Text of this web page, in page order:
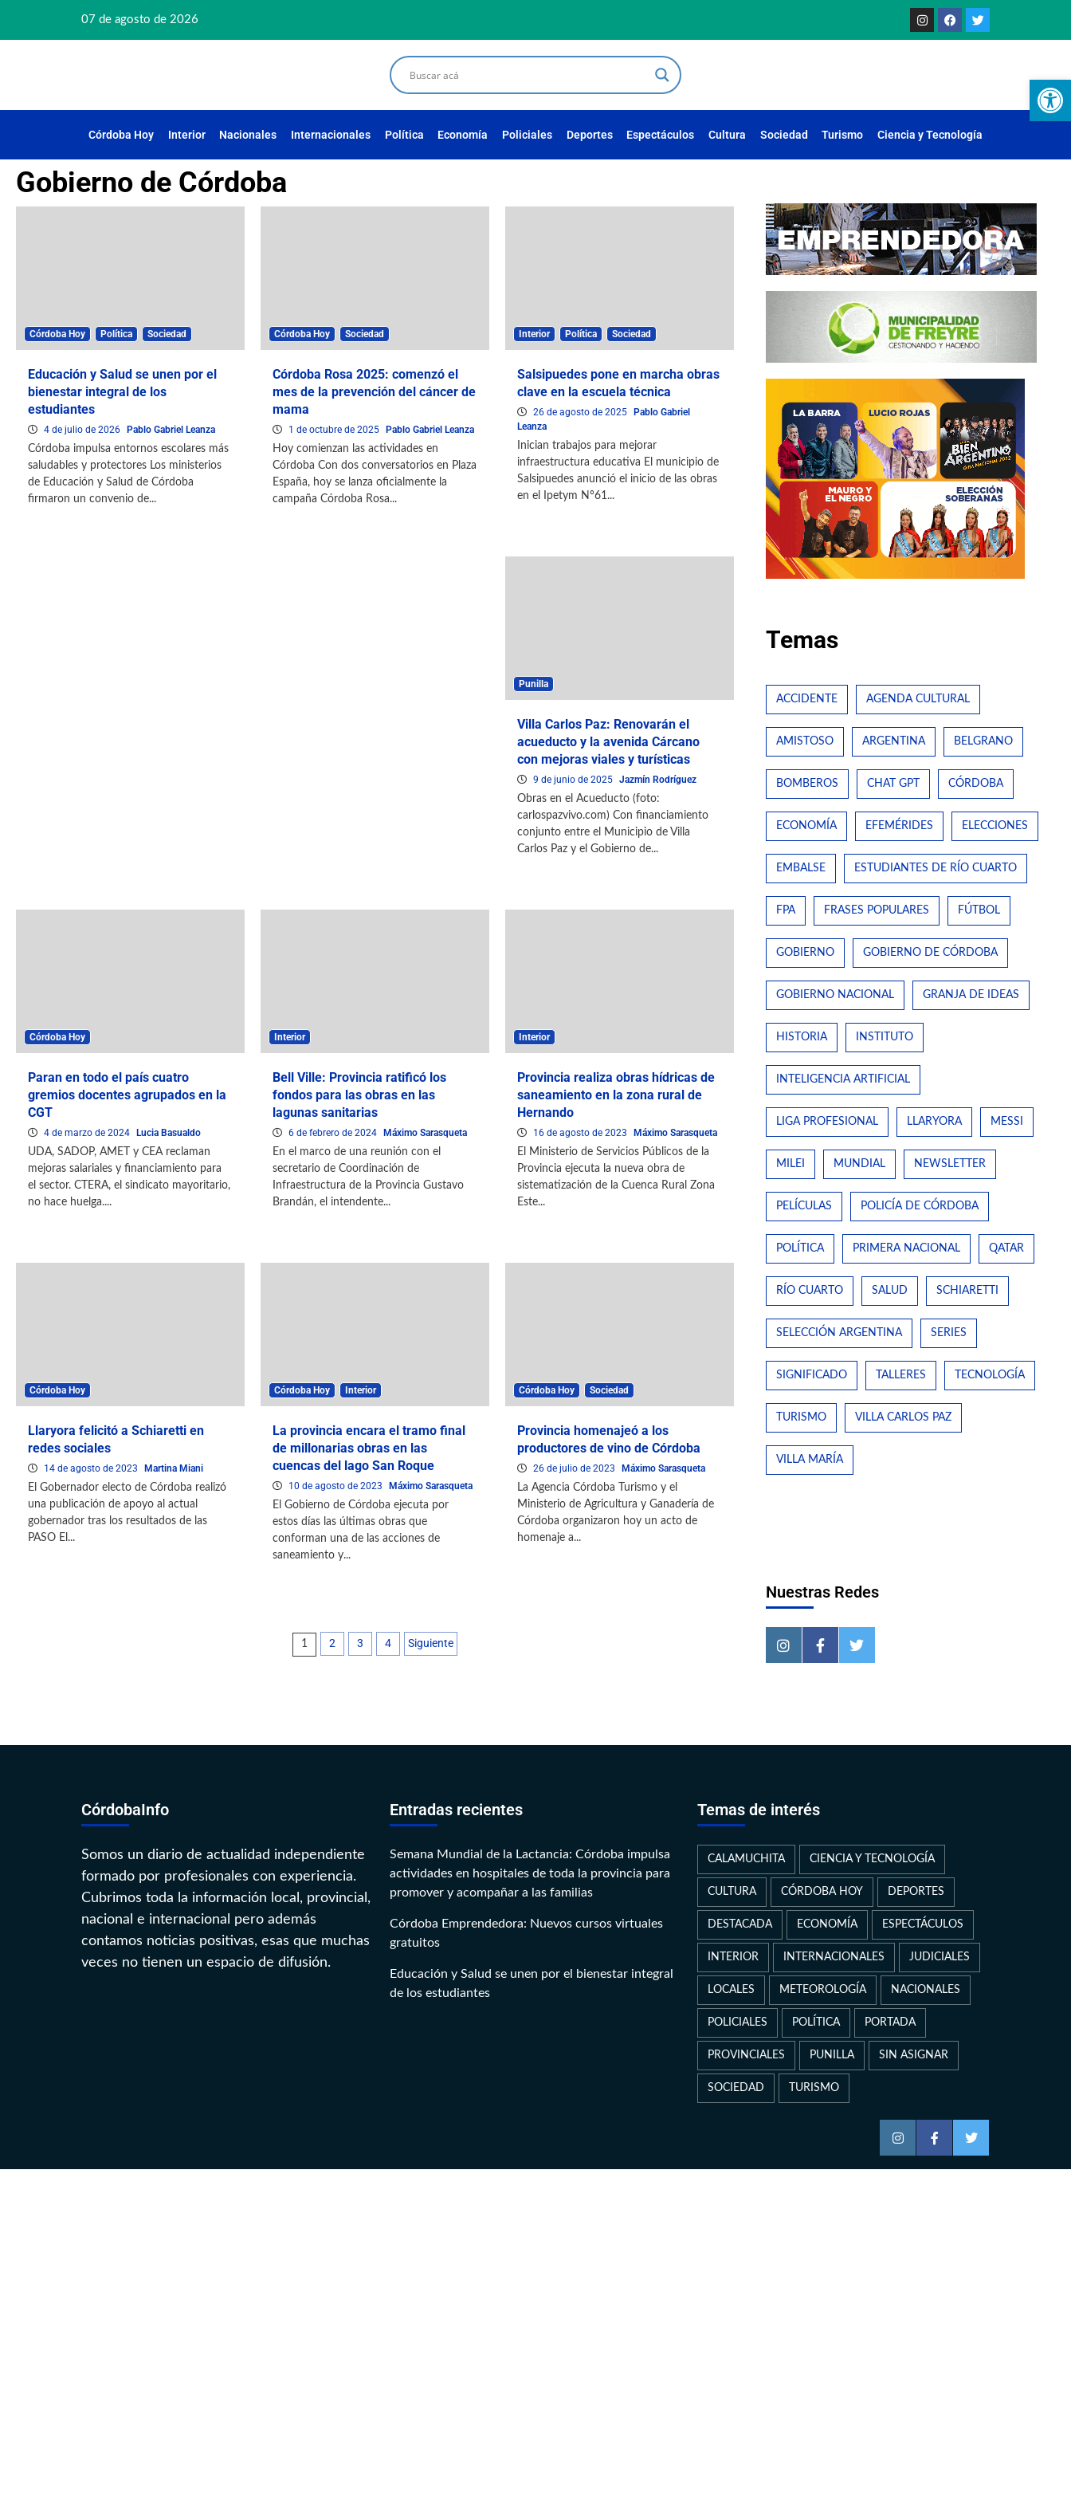
07 de agosto de 2026
Córdoba Hoy Interior Nacionales Internacionales Política Economía Policiales Deportes Espectáculos Cultura Sociedad Turismo Ciencia y Tecnología
Gobierno de Córdoba
Córdoba Hoy Política Sociedad
Educación y Salud se unen por el
bienestar integral de los
estudiantes
4 de julio de 2026
Pablo Gabriel Leanza
Córdoba impulsa entornos escolares más
saludables y protectores Los ministerios
de Educación y Salud de Córdoba
firmaron un convenio de...
Córdoba Hoy Sociedad
Córdoba Rosa 2025: comenzó el
mes de la prevención del cáncer de
mama
1 de octubre de 2025
Pablo Gabriel Leanza
Hoy comienzan las actividades en
Córdoba Con dos conversatorios en Plaza
España, hoy se lanza oficialmente la
campaña Córdoba Rosa...
Interior Política Sociedad
Salsipuedes pone en marcha obras
clave en la escuela técnica
26 de agosto de 2025
Pablo Gabriel
Leanza
Inician trabajos para mejorar
infraestructura educativa El municipio de
Salsipuedes anunció el inicio de las obras
en el Ipetym N°61...
Punilla
Villa Carlos Paz: Renovarán el
acueducto y la avenida Cárcano
con mejoras viales y turísticas
9 de junio de 2025 Jazmín Rodríguez
Obras en el Acueducto (foto:
carlospazvivo.com) Con financiamiento
conjunto entre el Municipio de Villa
Carlos Paz y el Gobierno de...
Córdoba Hoy
Paran en todo el país cuatro
gremios docentes agrupados en la
CGT
4 de marzo de 2024
Lucia Basualdo
UDA, SADOP, AMET y CEA reclaman
mejoras salariales y financiamiento para
el sector. CTERA, el sindicato mayoritario,
no hace huelga....
Interior
Bell Ville: Provincia ratificó los
fondos para las obras en las
lagunas sanitarias
6 de febrero de 2024
Máximo Sarasqueta
En el marco de una reunión con el
secretario de Coordinación de
Infraestructura de la Provincia Gustavo
Brandán, el intendente...
Interior
Provincia realiza obras hídricas de
saneamiento en la zona rural de
Hernando
16 de agosto de 2023
Máximo Sarasqueta
El Ministerio de Servicios Públicos de la
Provincia ejecuta la nueva obra de
sistematización de la Cuenca Rural Zona
Este...
Córdoba Hoy
Llaryora felicitó a Schiaretti en
redes sociales
14 de agosto de 2023
Martina Miani
El Gobernador electo de Córdoba realizó
una publicación de apoyo al actual
gobernador tras los resultados de las
PASO El...
Córdoba Hoy Interior
La provincia encara el tramo final
de millonarias obras en las
cuencas del lago San Roque
10 de agosto de 2023
Máximo Sarasqueta
El Gobierno de Córdoba ejecuta por
estos días las últimas obras que
conforman una de las acciones de
saneamiento y...
Córdoba Hoy Sociedad
Provincia homenajeó a los
productores de vino de Córdoba
26 de julio de 2023
Máximo Sarasqueta
La Agencia Córdoba Turismo y el
Ministerio de Agricultura y Ganadería de
Córdoba organizaron hoy un acto de
homenaje a...
1 2 3 4 Siguiente
Temas
ACCIDENTE AGENDA CULTURAL
AMISTOSO ARGENTINA BELGRANO
BOMBEROS CHAT GPT CÓRDOBA
ECONOMÍA EFEMÉRIDES ELECCIONES
EMBALSE ESTUDIANTES DE RÍO CUARTO
FPA FRASES POPULARES FÚTBOL
GOBIERNO GOBIERNO DE CÓRDOBA
GOBIERNO NACIONAL GRANJA DE IDEAS
HISTORIA INSTITUTO
INTELIGENCIA ARTIFICIAL
LIGA PROFESIONAL LLARYORA MESSI
MILEI MUNDIAL NEWSLETTER
PELÍCULAS POLICÍA DE CÓRDOBA
POLÍTICA PRIMERA NACIONAL QATAR
RÍO CUARTO SALUD SCHIARETTI
SELECCIÓN ARGENTINA SERIES
SIGNIFICADO TALLERES TECNOLOGÍA
TURISMO VILLA CARLOS PAZ
VILLA MARÍA
Nuestras Redes
CórdobaInfo
Somos un diario de actualidad independiente
formado por profesionales con experiencia.
Cubrimos toda la información local, provincial,
nacional e internacional pero además
contamos noticias positivas, esas que muchas
veces no tienen un espacio de difusión.
Entradas recientes
Semana Mundial de la Lactancia: Córdoba impulsa
actividades en hospitales de toda la provincia para
promover y acompañar a las familias
Córdoba Emprendedora: Nuevos cursos virtuales
gratuitos
Educación y Salud se unen por el bienestar integral
de los estudiantes
Temas de interés
CALAMUCHITA CIENCIA Y TECNOLOGÍA
CULTURA CÓRDOBA HOY DEPORTES
DESTACADA ECONOMÍA ESPECTÁCULOS
INTERIOR INTERNACIONALES JUDICIALES
LOCALES METEOROLOGÍA NACIONALES
POLICIALES POLÍTICA PORTADA
PROVINCIALES PUNILLA SIN ASIGNAR
SOCIEDAD TURISMO